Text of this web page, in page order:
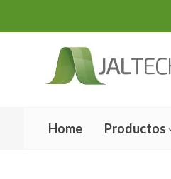
Home Productos